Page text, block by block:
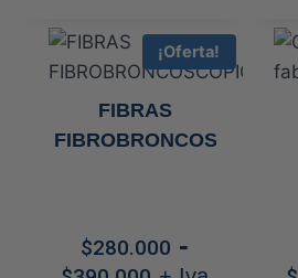
producto
tiene
pueden
¡Oferta!
FIBRAS
FIBROBRONCOSCOPIO
$280.000 -